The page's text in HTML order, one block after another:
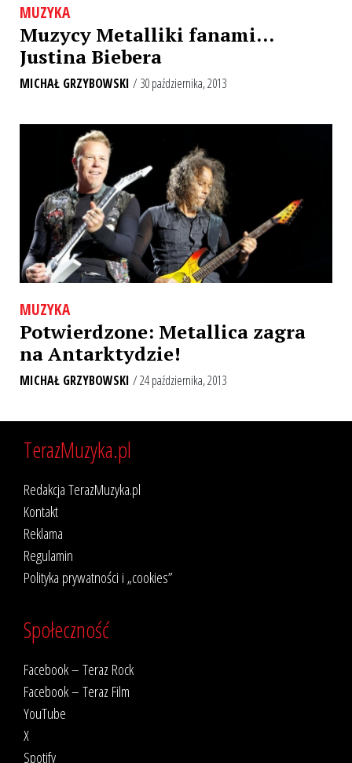
MUZYKA
Muzycy Metalliki fanami…
Justina Biebera
MICHAŁ GRZYBOWSKI / 30 października, 2013
MUZYKA
Potwierdzone: Metallica zagra
na Antarktydzie!
MICHAŁ GRZYBOWSKI / 24 października, 2013
TerazMuzyka.pl
Redakcja TerazMuzyka.pl
Kontakt
Reklama
Regulamin
Polityka prywatności i „cookies”
Społeczność
Facebook – Teraz Rock
Facebook – Teraz Film
YouTube
X
Spotify